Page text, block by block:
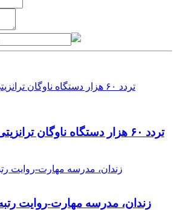
تردد ۶۰ هزار دستگاه ناوگان
زندان، مدرسه مهارت-روايت